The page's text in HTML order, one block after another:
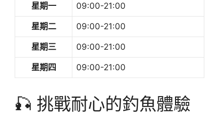
星期一 09:00-21:00
星期二 09:00-21:00
星期三 09:00-21:00
星期四 09:00-21:00
🎣 挑戰耐心的釣魚體驗